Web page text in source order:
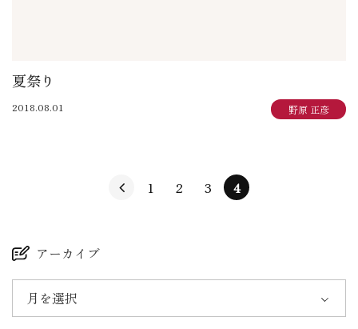
夏祭り
2018.08.01 野原 正彦
1 2 3 4
アーカイブ
月を選択